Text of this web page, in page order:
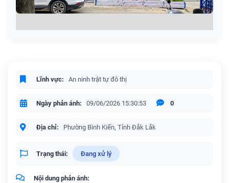
Lĩnh vực: An ninh trật tự đô thị
Ngày phản ánh: 09/06/2026 15:30:53 0
Địa chỉ: Phường Bình Kiến, Tỉnh Đắk Lắk
Trạng thái: Đang xử lý
Nội dung phản ánh: